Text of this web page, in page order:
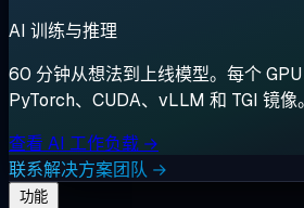
AI 训练与推理
60 分钟从想法到上线模型。每个
PyTorch、CUDA、vLLM 和 TGI 镜像。
查看 AI 工作负载 →
联系解决方案团队 →